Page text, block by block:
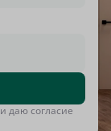
и даю согласие